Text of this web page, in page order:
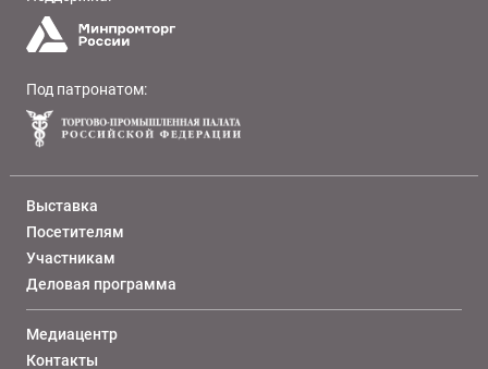
Под патронатом:
Выставка
Посетителям
Участникам
Деловая программа
Медиацентр
Контакты